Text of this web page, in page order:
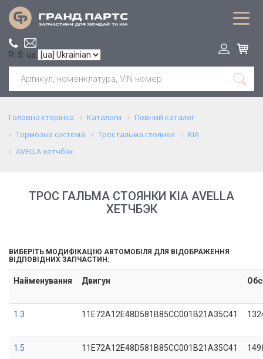
R: S: ua
Головна сторінка Каталоги
Повний каталог
Тормозна система
Трос гальма стоянки
KIA
AVELLA хетчбэк
ТРОС ГАЛЬМА СТОЯНКИ KIA AVELLA
ХЕТЧБЭК
ВИБЕРІТЬ МОДИФІКАЦІЮ АВТОМОБІЛЯ ДЛЯ ВІДОБРАЖЕННЯ
ВІДПОВІДНИХ ЗАПЧАСТИН:
Найменування Двигун
1.3 11E72A12E48D581B85CC001B21A35C41
1.5 11E72A12E48D581B85CC001B21A35C41